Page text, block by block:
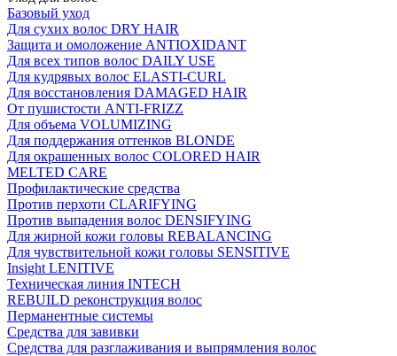
Базовый уход
Для сухих волос DRY HAIR
Защита и омоложение ANTIOXIDANT
Для всех типов волос DAILY USE
Для кудрявых волос ELASTI-CURL
Для восстановления DAMAGED HAIR
От пушистости ANTI-FRIZZ
Для объема VOLUMIZING
Для поддержания оттенков BLONDE
Для окрашенных волос COLORED HAIR
MELTED CARE
Профилактические средства
Против перхоти CLARIFYING
Против выпадения волос DENSIFYING
Для жирной кожи головы REBALANCING
Для чувствительной кожи головы SENSITIVE
Insight LENITIVE
Техническая линия INTECH
REBUILD реконструкция волос
Перманентные системы
Средства для завивки
Средства для разглаживания и выпрямления волос